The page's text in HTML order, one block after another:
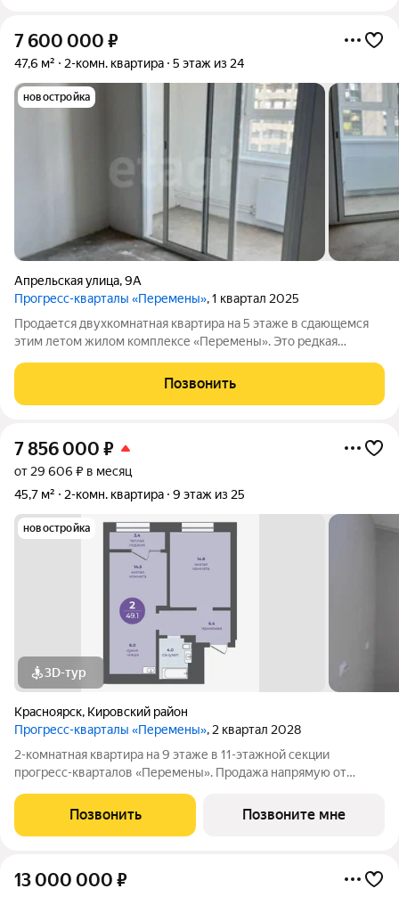
7 600 000 ₽
47,6 м² 2-комн. квартира 5 этаж из 24
новостройка
Апрельская улица,9А
Прогресс-кварталы «Перемены», 1 квартал 2025
Продается двухкомнатная квартира на 5 этаже в сдающемся
этим летом жилом комплексе «Перемены». Это редкая
аналогичные лоты в корпусе уже распроданы. Квартира
расположена в районе с устоявшейся
Позвонить
7 856 000 ₽
от 29 606 ₽ в месяц
45,7 м²
2-комн. квартира 9 этаж из 25
новостройка
3D-тур
Красноярск, Кировский район
Прогресс-кварталы «Перемены», 2 квартал 2028
2-комнатная квартира на 9 этаже в 11-этажной секции
прогресс-кварталов «Перемены». Продажа напрямую от
Индивидуальный подбор наиболее выгодного варианта
покупки. Бесплатное сопровождение по
Позвонить Позвоните мне
13 000 000 ₽